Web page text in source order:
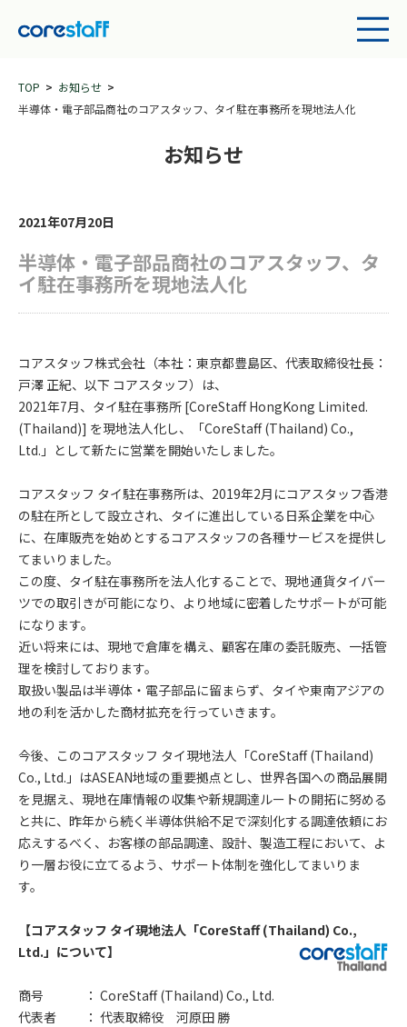
TOP
お知らせ
半導体・電子部品商社のコアスタッフ、タイ駐在事務所を現地法人化
お知らせ
2021年07月20日
半導体・電子部品商社のコアスタッフ、タ
イ駐在事務所を現地法人化
コアスタッフ株式会社（本社：東京都豊島区、代表取締役社長：
戸澤 正紀、以下 コアスタッフ）は、
2021年7月、タイ駐在事務所 [CoreStaff HongKong Limited.
(Thailand)] を現地法人化し、「CoreStaff (Thailand) Co.,
Ltd.」として新たに営業を開始いたしました。
コアスタッフ タイ駐在事務所は、2019年2月にコアスタッフ香港
の駐在所として設立され、タイに進出している日系企業を中心
に、在庫販売を始めとするコアスタッフの各種サービスを提供し
てまいりました。
この度、タイ駐在事務所を法人化することで、現地通貨タイバー
ツでの取引きが可能になり、より地域に密着したサポートが可能
になります。
近い将来には、現地で倉庫を構え、顧客在庫の委託販売、一括管
理を検討しております。
取扱い製品は半導体・電子部品に留まらず、タイや東南アジアの
地の利を活かした商材拡充を行っていきます。
今後、このコアスタッフ タイ現地法人「CoreStaff (Thailand)
Co., Ltd.」はASEAN地域の重要拠点とし、世界各国への商品展開
を見据え、現地在庫情報の収集や新規調達ルートの開拓に努める
と共に、昨年から続く半導体供給不足で深刻化する調達依頼にお
応えするべく、お客様の部品調達、設計、製造工程において、よ
り一層お役に立てるよう、サポート体制を強化してまいりま
す。
【コアスタッフ タイ現地法人「CoreStaff (Thailand) Co.,
Ltd.」について】
商号
： CoreStaff (Thailand) Co., Ltd.
代表者
： 代表取締役 河原田 勝